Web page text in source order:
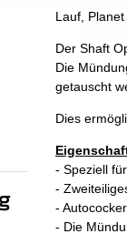
Lauf,
Der Shaft
Die
getauscht
Dies
- Speziell
-
-
- Die